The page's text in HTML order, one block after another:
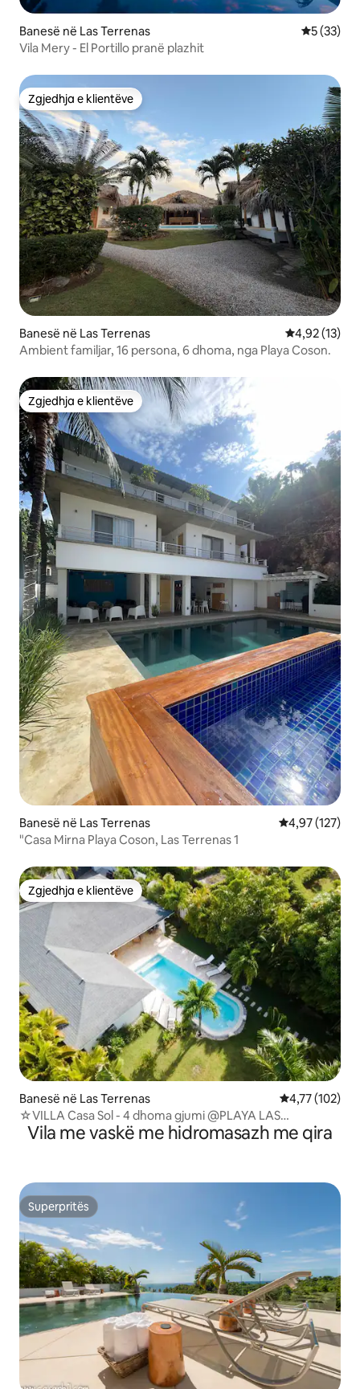
Banesë në Las Terrenas Vlerësimi
5 (33)
Vila Mery - El Portillo pranë plazhit
Zgjedhja e klientëve
Zgjedhja e klientëve
Banesë në Las Terrenas Vlerësimi
4,92 (13)
Ambient familjar, 16 persona, 6 dhoma, nga Playa Coson.
Zgjedhja e klientëve
Zgjedhja e klientëve
Banesë në Las Terrenas Vlerësimi
4,97 (127)
"Casa Mirna Playa Coson, Las Terrenas 1
Zgjedhja e klientëve
Zgjedhja e klientëve
Banesë në Las Terrenas Vlerësimi
4,77 (102)
☆VILLA Casa Sol - 4 dhoma gjumi @PLAYA LAS
BALLENAS ☆
Vila me vaskë me hidromasazh me qira
Superpritës
Superpritës